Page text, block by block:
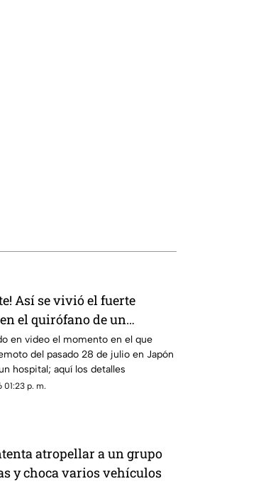
Así se vivió el fuerte
el quirófano de un
en video el momento en el que
del pasado 28 de julio en Japón
hospital; aquí los detalles
01:23 p. m.
atropellar a un grupo
y choca varios vehículos